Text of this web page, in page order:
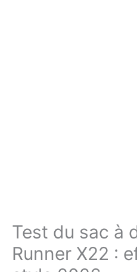
Test du sac à
Runner X22 :